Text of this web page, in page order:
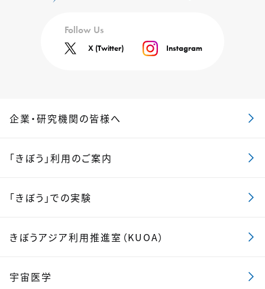
Follow Us
X (Twitter) Instagram
企業・研究機関の皆様へ
「きぼう」利用のご案内
「きぼう」での実験
きぼうアジア利用推進室（KUOA）
宇宙医学